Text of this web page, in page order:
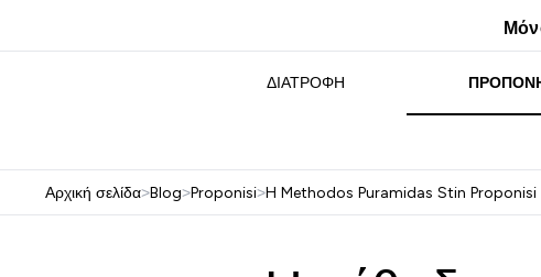
ΔΙΑΤΡΟΦΉ
Αρχική σελίδα>Blog>Proponisi>H Methodos Puramidas Stin Proponisi